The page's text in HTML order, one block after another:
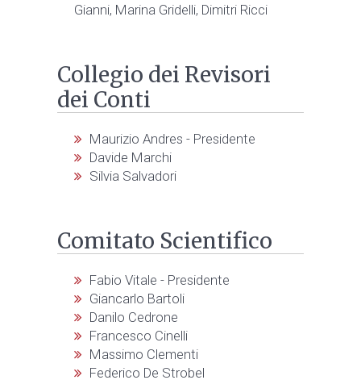
Gianni, Marina Gridelli, Dimitri Ricci
Collegio dei Revisori
dei Conti
Maurizio Andres - Presidente
Davide Marchi
Silvia Salvadori
Comitato Scientifico
Fabio Vitale - Presidente
Giancarlo Bartoli
Danilo Cedrone
Francesco Cinelli
Massimo Clementi
Federico De Strobel